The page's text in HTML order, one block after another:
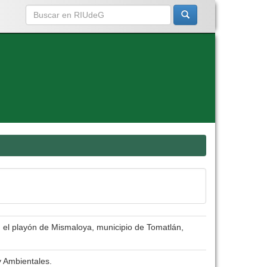
playón de Mismaloya, municipio de Tomatlán,